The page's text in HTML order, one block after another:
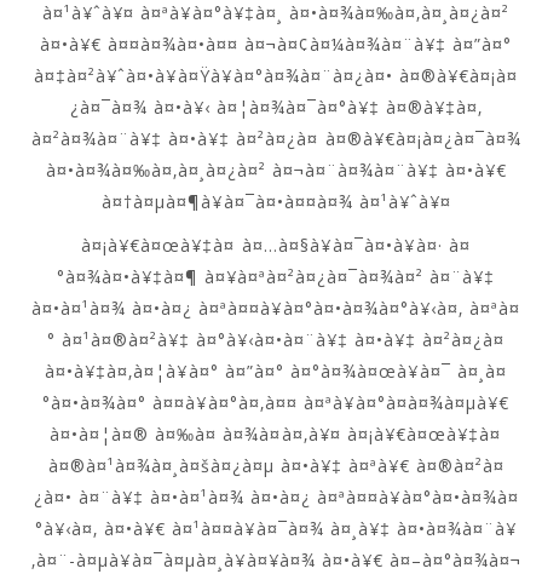
à¤¹à¥ˆà¥¤ à¤ªà¥à¤°à¥‡à¤¸ à¤•à¤¾à¤‰à¤‚à¤¸à¤¿à¤²
à¤•à¥€ à¤¤à¤¾à¤•à¤¤ à¤¬à¤¢à¤¼à¤¾à¤¨à¥‡ à¤”à¤°
à¤‡à¤²à¥ˆà¤•à¥à¤Ÿà¥à¤°à¤¾à¤¨à¤¿à¤• à¤®à¥€à¤¡à¤
¿à¤¯à¤¾ à¤•à¥‹ à¤¦à¤¾à¤¯à¤°à¥‡ à¤®à¥‡à¤‚
à¤²à¤¾à¤¨à¥‡ à¤•à¥‡ à¤²à¤¿à¤ à¤®à¥€à¤¡à¤¿à¤¯à¤¾
à¤•à¤¾à¤‰à¤‚à¤¸à¤¿à¤² à¤¬à¤¨à¤¾à¤¨à¥‡ à¤•à¥€
à¤†à¤µà¤¶à¥à¤¯à¤•à¤¤à¤¾ à¤¹à¥ˆà¥¤
à¤¡à¥€à¤œà¥‡à¤ à¤…à¤§à¥à¤¯à¤•à¥à¤· à¤
°à¤¾à¤•à¥‡à¤¶ à¤¥à¤ªà¤²à¤¿à¤¯à¤¾à¤² à¤¨à¥‡
à¤•à¤¹à¤¾ à¤•à¤¿ à¤ªà¤¤à¥à¤°à¤•à¤¾à¤°à¥‹à¤‚ à¤ªà¤
° à¤¹à¤®à¤²à¥‡ à¤°à¥‹à¤•à¤¨à¥‡ à¤•à¥‡ à¤²à¤¿à¤
à¤•à¥‡à¤‚à¤¦à¥à¤° à¤”à¤° à¤°à¤¾à¤œà¥à¤¯ à¤¸à¤
°à¤•à¤¾à¤° à¤¤à¥à¤°à¤‚à¤¤ à¤ªà¥à¤°à¤­à¤¾à¤µà¥€
à¤•à¤¦à¤® à¤‰à¤ à¤¾à¤à¤‚à¥¤ à¤¡à¥€à¤œà¥‡à¤
à¤®à¤¹à¤¾à¤¸à¤šà¤¿à¤µ à¤•à¥‡ à¤ªà¥€ à¤®à¤²à¤
¿à¤• à¤¨à¥‡ à¤•à¤¹à¤¾ à¤•à¤¿ à¤ªà¤¤à¥à¤°à¤•à¤¾à¤
°à¥‹à¤‚ à¤•à¥€ à¤¹à¤¤à¥à¤¯à¤¾ à¤¸à¥‡ à¤•à¤¾à¤¨à¥
‚à¤¨-à¤µà¥à¤¯à¤µà¤¸à¥à¤¥à¤¾ à¤•à¥€ à¤–à¤°à¤¾à¤¬